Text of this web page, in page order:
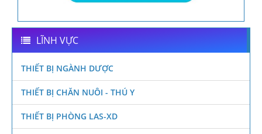
LĨNH VỰC
THIẾT BỊ NGÀNH DƯỢC
THIẾT BỊ CHĂN NUÔI - THÚ Y
THIẾT BỊ PHÒNG LAS-XD